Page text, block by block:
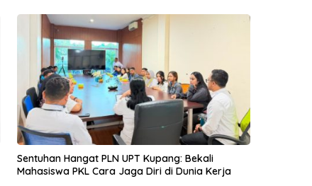
Sentuhan Hangat PLN UPT Kupang: Bekali
Mahasiswa PKL Cara Jaga Diri di Dunia Kerja